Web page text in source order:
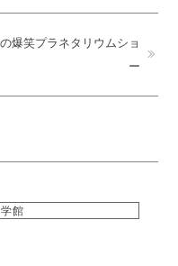
爆笑プラネタリウムショ
ー
館